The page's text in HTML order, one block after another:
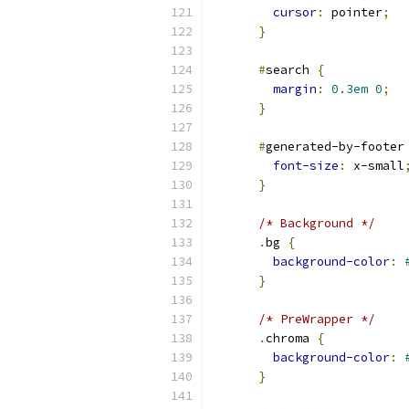
cursor: pointer;
}
#search
{
margin : 0.3em 0;
}
#generated-by-footer
font-size : x-small;
}
/* Background */
.bg
{
background-color:
}
/* PreWrapper */
.chroma
{
background-color:
}